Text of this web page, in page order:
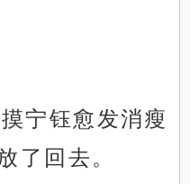
宁钰愈发消瘦
了回去。